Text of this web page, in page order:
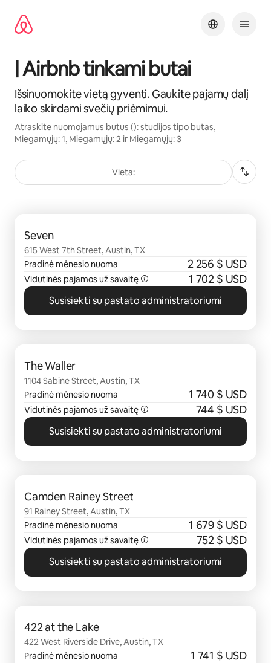
turinio
| Airbnb tinkami butai
Išsinuomokite vietą gyventi. Gaukite pajamų dalį
laiko skirdami svečių priėmimui.
Atraskite nuomojamus butus (): studijos tipo butas,
Miegamųjų: 1, Miegamųjų: 2 ir Miegamųjų: 3
Vieta:
Seven
615 West 7th Street, Austin, TX
Pradinė mėnesio nuoma
2 256 $ USD
Vidutinės pajamos už savaitę 1 702 $ USD
Susisiekti su pastato administratoriumi
The Waller
1104 Sabine Street, Austin, TX
Pradinė mėnesio nuoma
1 740 $ USD
Vidutinės pajamos už savaitę 744 $ USD
Susisiekti su pastato administratoriumi
Camden Rainey Street
91 Rainey Street, Austin, TX
Pradinė mėnesio nuoma
1 679 $ USD
Vidutinės pajamos už savaitę 752 $ USD
Susisiekti su pastato administratoriumi
422 at the Lake
422 West Riverside Drive, Austin, TX
Pradinė mėnesio nuoma
1 741 $ USD